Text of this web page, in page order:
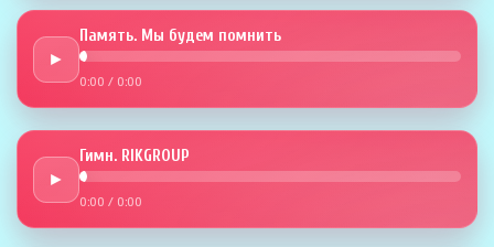
►
Память. Мы будем помнить
0:00 / 0:00
►
Гимн. RIKGROUP
0:00 / 0:00